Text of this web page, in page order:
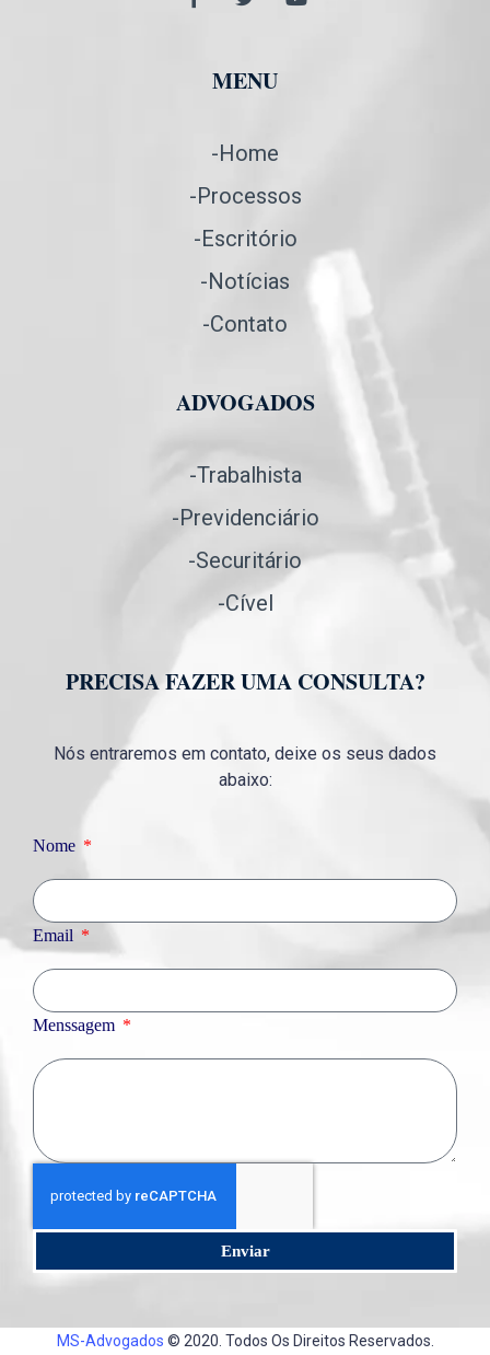
MENU
-Home
-Processos
-Escritório
-Notícias
-Contato
ADVOGADOS
-Trabalhista
-Previdenciário
-Securitário
-Cível
PRECISA FAZER UMA CONSULTA?
Nós entraremos em contato, deixe os seus dados
abaixo:
Nome
Email
Menssagem
Enviar
MS-Advogados © 2020. Todos Os Direitos Reservados.